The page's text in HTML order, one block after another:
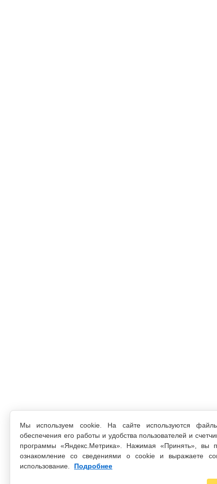
Мы используем cookie. На сайте используются
обеспечения его работы и удобства пользователей и
программы «Яндекс.Метрика». Нажимая «Принять», вы
ознакомление со сведениями о cookie и выражаете
использование.
Подробнее